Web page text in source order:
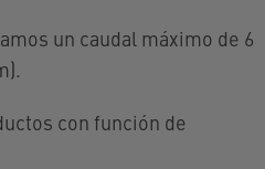
un caudal máximo de 6
con función de